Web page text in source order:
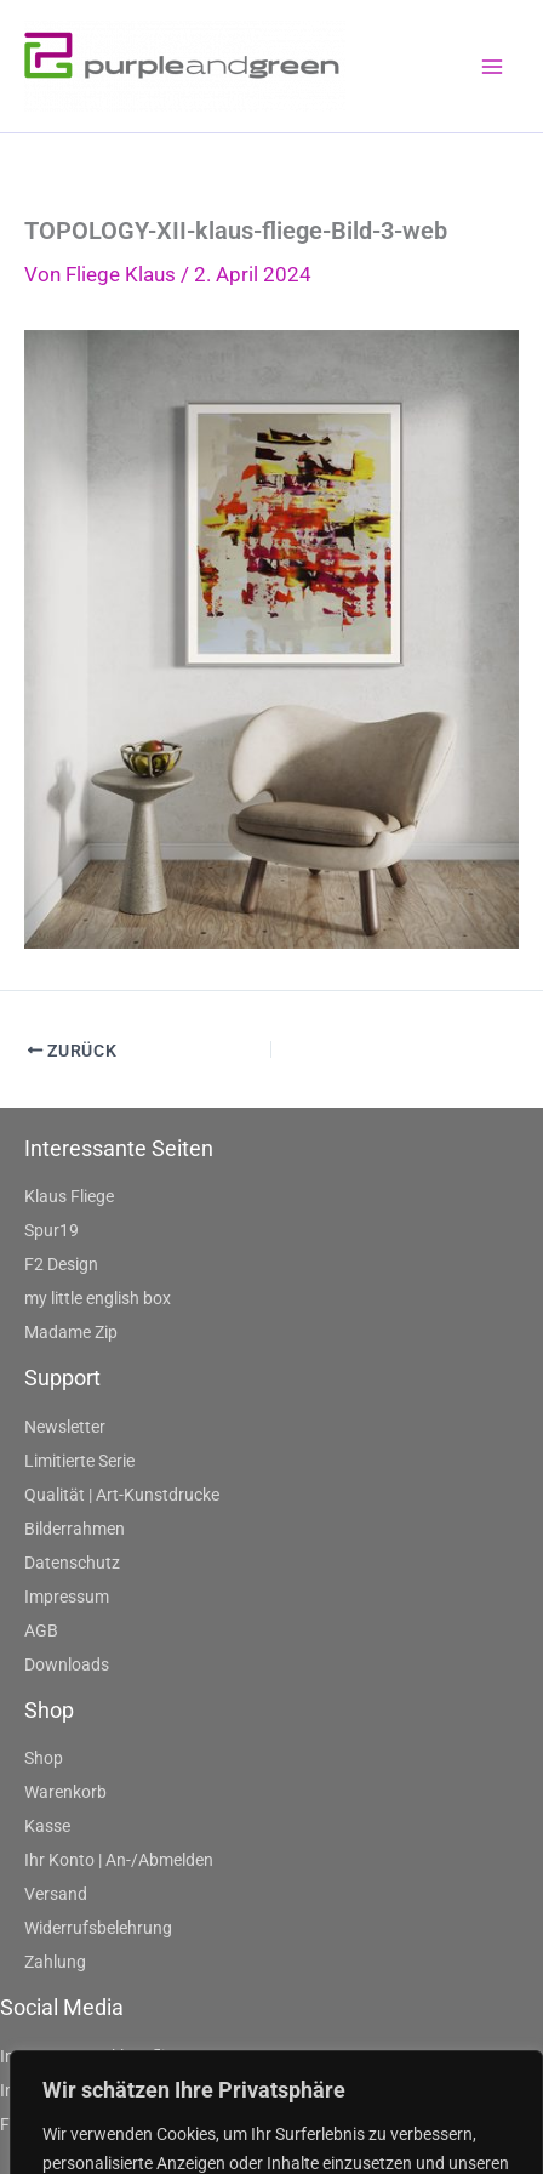
Wir schätzen Ihre Privatsphäre
Wir verwenden Cookies, um Ihr Surferlebnis zu verbessern,
personalisierte Anzeigen oder Inhalte einzusetzen und unseren
Inhalt
springen
TOPOLOGY-XII-klaus-fliege-Bild-3-web
Von Fliege Klaus / 2. April 2024
ZURÜCK
Interessante Seiten
Klaus Fliege
Spur19
F2 Design
my little english box
Madame Zip
Support
Newsletter
Limitierte Serie
Qualität | Art-Kunstdrucke
Bilderrahmen
Datenschutz
Impressum
AGB
Downloads
Shop
Shop
Warenkorb
Kasse
Ihr Konto | An-/Abmelden
Versand
Widerrufsbelehrung
Zahlung
Social Media
Instagram | artklausfliege
Instagram | artpurpleandgreen
Facebook | Klaus Fliege